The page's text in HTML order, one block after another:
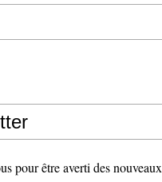
pour être averti des nouveaux